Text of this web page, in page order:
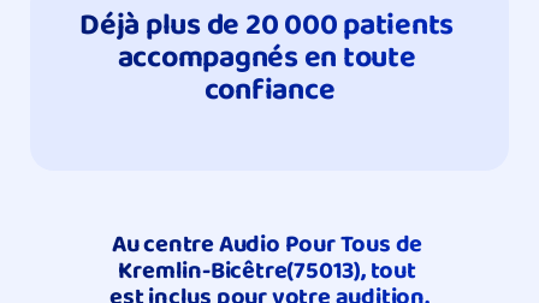
Déjà plus de 20 000 patients
accompagnés en toute
confiance
Au centre Audio Pour Tous de
Kremlin-Bicêtre(75013), tout